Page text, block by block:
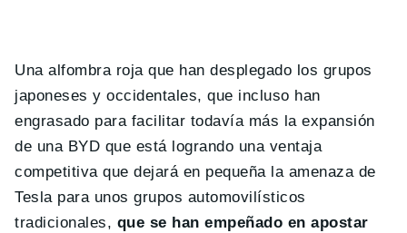
Una alfombra roja que han desplegado los grupos
japoneses y occidentales, que incluso han
engrasado para facilitar todavía más la expansión
de una BYD que está logrando una ventaja
competitiva que dejará en pequeña la amenaza de
Tesla para unos grupos automovilísticos
tradicionales, que se han empeñado en apostar